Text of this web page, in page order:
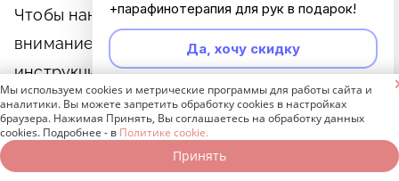
Чтобы нанести макияж правильно, обратите
внимание на нижеприведенную пошаговую
инструкцию. Но, прежде чем приступить к
действию, подготовьте круглую кисть для щек
и плоскую для скул.
+парафинотерапия для рук в подарок!
Да, хочу скидку
Неинтересно
Мы используем cookies и метрические программы для работы сайта и
аналитики. Вы можете запретить обработку cookies в настройках
браузера. Нажимая Принять, Вы соглашаетесь на обработку данных
cookies. Подробнее - в Политике cookie.
Принять